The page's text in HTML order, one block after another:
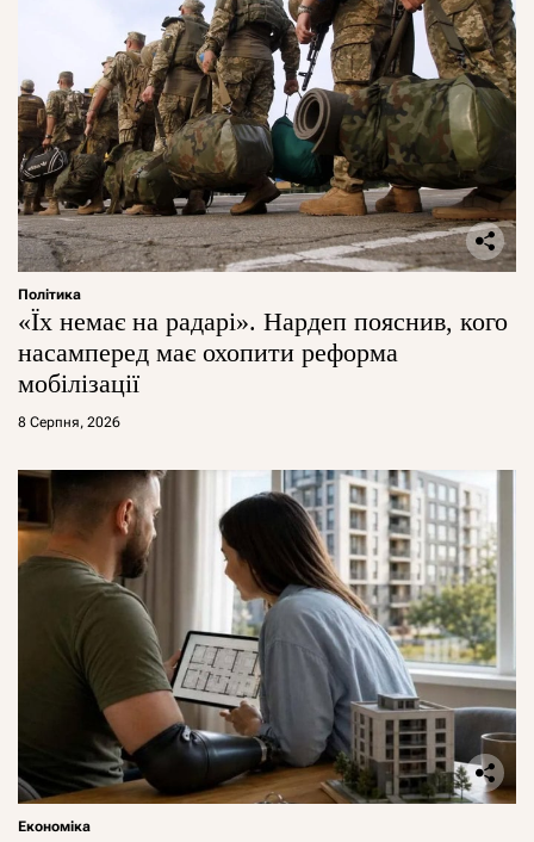
Політика
«Їх немає на радарі». Нардеп пояснив, кого
насамперед має охопити реформа
мобілізації
8 Серпня, 2026
Економіка